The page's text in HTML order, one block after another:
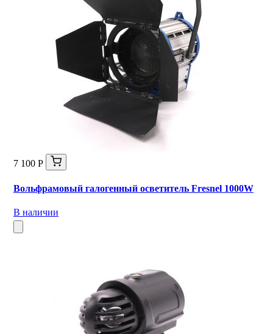
7 100 Р
Вольфрамовый галогенный осветитель Fresnel 1000W
В наличии